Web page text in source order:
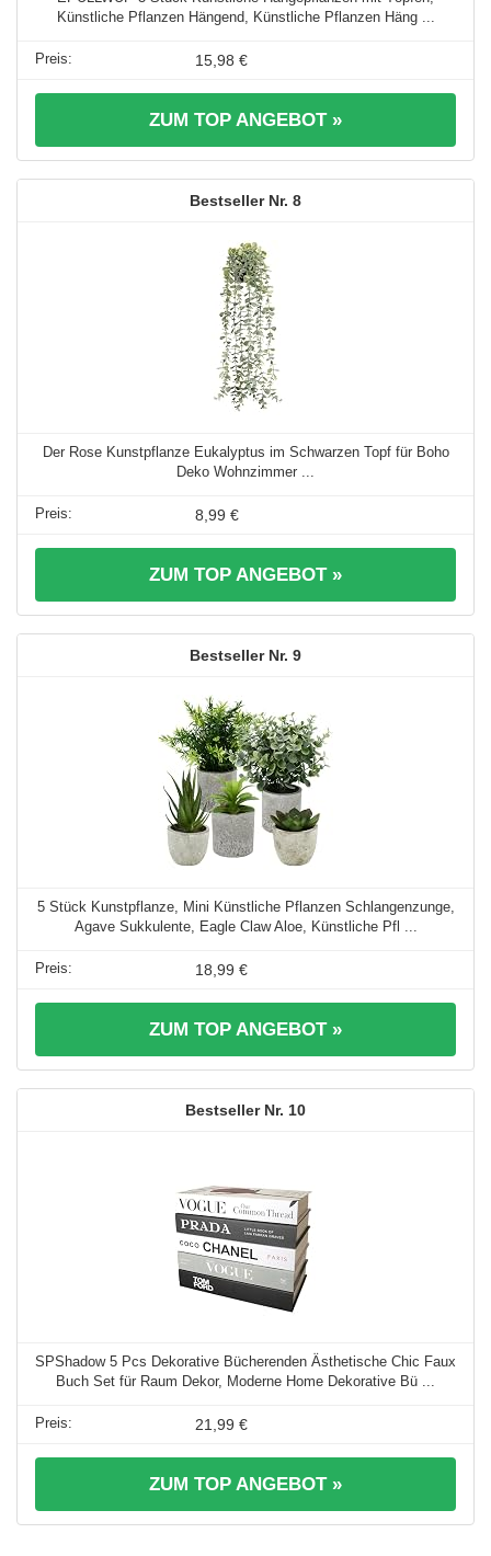
Künstliche Pflanzen Hängend, Künstliche Pflanzen Häng ...
15,98 €
ZUM TOP ANGEBOT »
8
Der Rose Kunstpflanze Eukalyptus im Schwarzen Topf für Boho
Deko Wohnzimmer ...
8,99 €
ZUM TOP ANGEBOT »
9
5 Stück Kunstpflanze, Mini Künstliche Pflanzen Schlangenzunge,
Agave Sukkulente, Eagle Claw Aloe, Künstliche Pfl ...
18,99 €
ZUM TOP ANGEBOT »
10
SPShadow 5 Pcs Dekorative Bücherenden Ästhetische Chic Faux
Buch Set für Raum Dekor, Moderne Home Dekorative Bü ...
21,99 €
ZUM TOP ANGEBOT »